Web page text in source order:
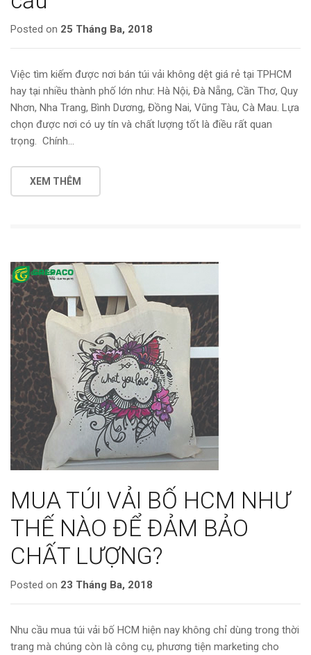
Posted on 25 Tháng Ba, 2018
Việc tìm kiếm được nơi bán túi vải không dệt giá rẻ tại TPHCM
hay tại nhiều thành phố lớn như: Hà Nội, Đà Nẵng, Cần Thơ, Quy
Nhơn, Nha Trang, Bình Dương, Đồng Nai, Vũng Tàu, Cà Mau. Lựa
chọn được nơi có uy tín và chất lượng tốt là điều rất quan
trọng. Chính…
XEM THÊM
MUA TÚI VẢI BỐ HCM NHƯ
THẾ NÀO ĐỂ ĐẢM BẢO
CHẤT LƯỢNG?
Posted on 23 Tháng Ba, 2018
Nhu cầu mua túi vải bố HCM hiện nay không chỉ dùng trong thời
trang mà chúng còn là công cụ, phương tiện marketing cho